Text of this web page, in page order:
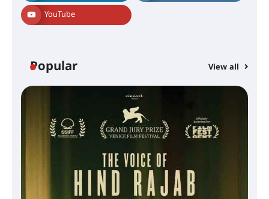
YouTube
Popular View all
ഇടത്തരം മഴയ്ക്കും കാറ്റിനും
സാധ്യത ഇരിങ്ങാലക്കുടയിൽ 4.4
മില്ലി മീറ്റർ മഴ ലഭിച്ചു
ഐ.ഐ.ടി മദ്രാസ്സിൽ നിന്നും
ഡോക്ടറേറ്റ് – ഇരിങ്ങാലക്കുട
സ്വദേശി ആതിര എം കെ യുടെ